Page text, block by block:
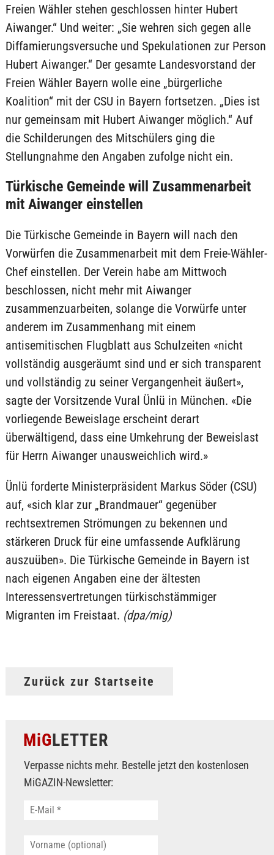
Freien Wähler stehen geschlossen hinter Hubert
Aiwanger.“ Und weiter: „Sie wehren sich gegen alle
Diffamierungsversuche und Spekulationen zur Person
Hubert Aiwanger.“ Der gesamte Landesvorstand der
Freien Wähler Bayern wolle eine „bürgerliche
Koalition“ mit der CSU in Bayern fortsetzen. „Dies ist
nur gemeinsam mit Hubert Aiwanger möglich.“ Auf
die Schilderungen des Mitschülers ging die
Stellungnahme den Angaben zufolge nicht ein.
Türkische Gemeinde will Zusammenarbeit
mit Aiwanger einstellen
Die Türkische Gemeinde in Bayern will nach den
Vorwürfen die Zusammenarbeit mit dem Freie-Wähler-
Chef einstellen. Der Verein habe am Mittwoch
beschlossen, nicht mehr mit Aiwanger
zusammenzuarbeiten, solange die Vorwürfe unter
anderem im Zusammenhang mit einem
antisemitischen Flugblatt aus Schulzeiten «nicht
vollständig ausgeräumt sind und er sich transparent
und vollständig zu seiner Vergangenheit äußert»,
sagte der Vorsitzende Vural Ünlü in München. «Die
vorliegende Beweislage erscheint derart
überwältigend, dass eine Umkehrung der Beweislast
für Herrn Aiwanger unausweichlich wird.»
Ünlü forderte Ministerpräsident Markus Söder (CSU)
auf, «sich klar zur „Brandmauer“ gegenüber
rechtsextremen Strömungen zu bekennen und
stärkeren Druck für eine umfassende Aufklärung
auszuüben». Die Türkische Gemeinde in Bayern ist
nach eigenen Angaben eine der ältesten
Interessensvertretungen türkischstämmiger
Migranten im Freistaat. (dpa/mig)
Zurück zur Startseite
MiGLETTER
Verpasse nichts mehr. Bestelle jetzt den kostenlosen
MiGAZIN-Newsletter: